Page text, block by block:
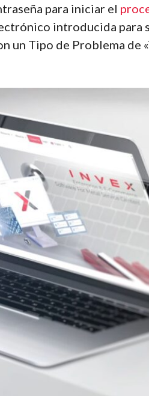
para iniciar el
introducida para
un Tipo de Problema